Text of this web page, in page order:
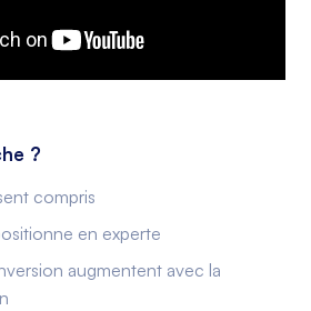
?
compris
en experte
augmentent avec la